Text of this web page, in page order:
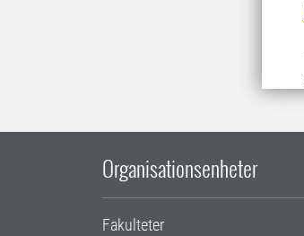
Organisationsenheter
Fakulteter